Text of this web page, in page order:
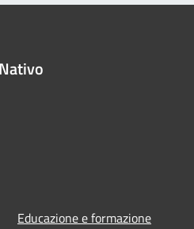
Educazione e formazione